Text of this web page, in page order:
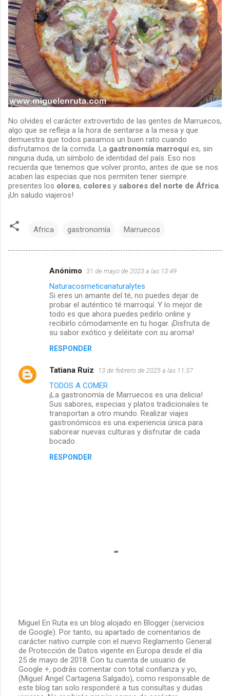
No olvides el carácter extrovertido de las gentes de Marruecos,
algo que se refleja a la hora de sentarse a la mesa y que
demuestra que todos pasamos un buen rato cuando
disfrutamos de la comida. La gastronomía marroquíes, sin
ninguna duda, un símbolo de identidad del país. Eso nos
recuerda que tenemos que volver pronto, antes de que se nos
acaben las especias que nos permiten tener siempre
presentes los olores, colores y sabores del norte de África.
¡Un saludo viajeros!
Africa gastronomía Marruecos
t
Anónimo 31 de mayo de 2023 a las 13:49
Naturacosmeticanaturalytes
Si eres un amante del té, no puedes dejar de
probar el auténtico té marroquí. Y lo mejor de
todo es que ahora puedes pedirlo online y
recibirlo cómodamente en tu hogar. ¡Disfruta de
su sabor exótico y deléitate con su aroma!
RESPONDER
Tatiana Ruiz 13 de febrero de 2025 a las 11:37
TODOS A COMER
¡La gastronomía de Marruecos es una delicia!
Sus sabores, especias y platos tradicionales te
transportan a otro mundo. Realizar viajes
gastronómicos es una experiencia única para
saborear nuevas culturas y disfrutar de cada
bocado.
RESPONDER
P
u
b
l
i
c
a
Miguel En Ruta es un blog alojado en Blogger (servicios
de Google). Por tanto, su apartado de comentarios de
carácter nativo cumple con el nuevo Reglamento General
de Protección de Datos vigente en Europa desde el día
25 de mayo de 2018. Con tu cuenta de usuario de
Google +, podrás comentar con total confianza y yo,
(Miguel Angel Cartagena Salgado), como responsable de
este blog tan solo responderé a tus consultas y dudas